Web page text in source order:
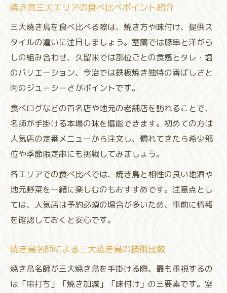
焼き鳥三大エリアの食べ比べポイント紹介
三大焼き鳥を食べ比べる際は、焼き方や味付け、提供ス
タイルの違いに注目しましょう。室蘭では豚串と洋がら
しの組み合わせ、久留米では部位ごとの食感とタレ・塩
のバリエーション、今治では鉄板焼き独特の香ばしさと
肉のジューシーさがポイントです。
食べログなどの百名店や地元の老舗店を訪れることで、
名師が手掛ける本場の味を堪能できます。初めての方は
人気店の定番メニューから注文し、慣れてきたら希少部
位や季節限定串にも挑戦してみましょう。
各エリアでの食べ比べでは、焼き鳥と相性の良い地酒や
地元野菜を一緒に楽しむのもおすすめです。注意点とし
ては、人気店は予約必須の場合が多いため、事前に情報
を確認しておくと安心です。
焼き鳥名師による三大焼き鳥の技術比較
焼き鳥名師が三大焼き鳥を手掛ける際、最も重視するの
は「串打ち」「焼き加減」「味付け」の三要素です。室